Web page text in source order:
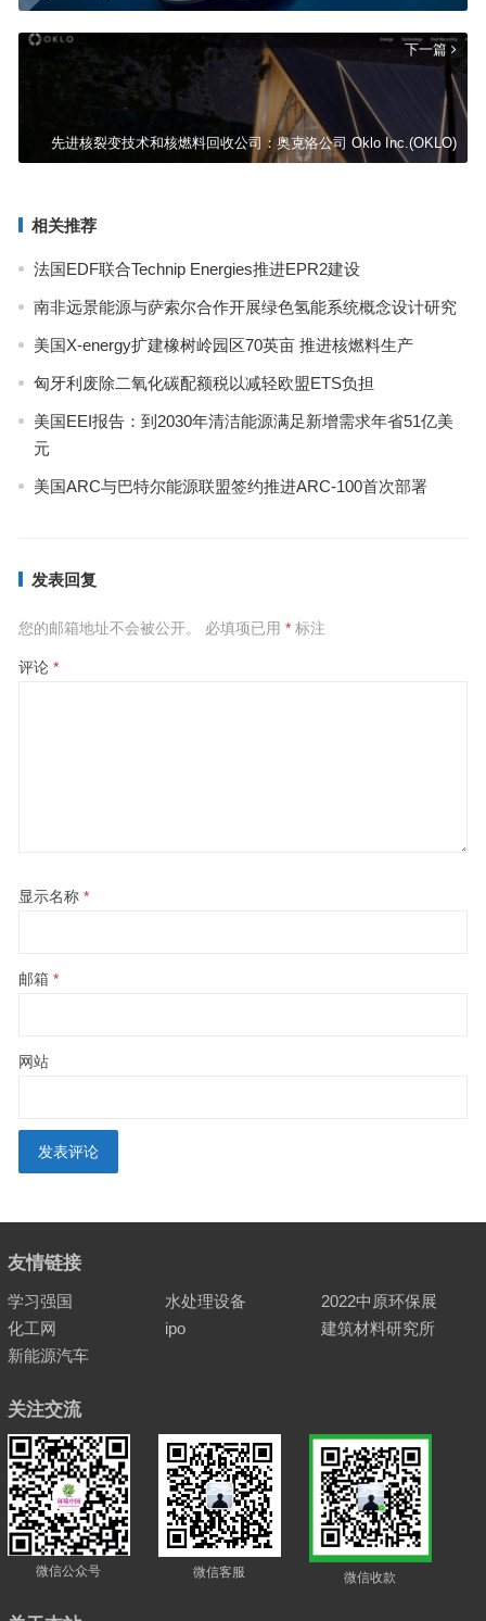
下一篇
先进核裂变技术和核燃料回收公司：奥克洛公司 Oklo Inc.(OKLO)
相关推荐
法国EDF联合Technip Energies推进EPR2建设
南非远景能源与萨索尔合作开展绿色氢能系统概念设计研究
美国X-energy扩建橡树岭园区70英亩 推进核燃料生产
匈牙利废除二氧化碳配额税以减轻欧盟ETS负担
美国EEI报告：到2030年清洁能源满足新增需求年省51亿美
元
美国ARC与巴特尔能源联盟签约推进ARC-100首次部署
发表回复
您的邮箱地址不会被公开。 必填项已用 *标注
评论 *
显示名称 *
邮箱 *
网站
友情链接
学习强国 水处理设备
2022中原环保展
化工网
ipo
建筑材料研究所
新能源汽车
关注交流
微信公众号 微信客服 微信收款